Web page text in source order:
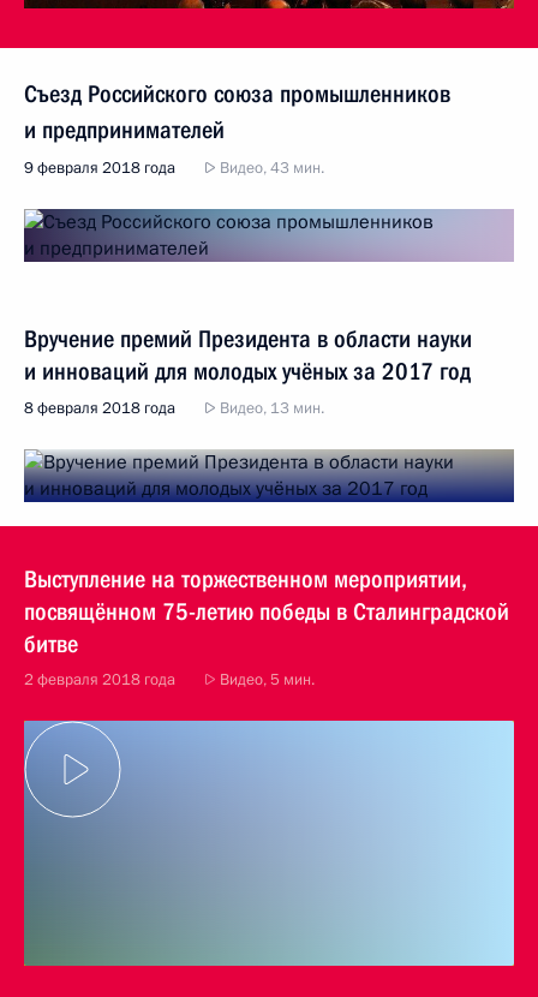
Съезд Российского союза промышленников
и предпринимателей
9 февраля 2018 года Видео, 43 мин.
Вручение премий Президента в области науки
и инноваций для молодых учёных за 2017 год
8 февраля 2018 года Видео, 13 мин.
Выступление на торжественном мероприятии,
посвящённом 75-летию победы в Сталинградской
битве
2 февраля 2018 года Видео, 5 мин.